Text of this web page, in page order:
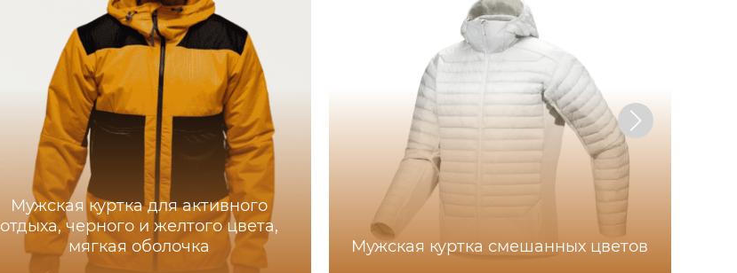
Мужская куртка для активного
отдыха, черного и желтого цвета,
мягкая оболочка
Мужская куртка смешанных цветов